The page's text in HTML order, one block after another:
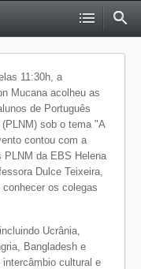
11:30h, a
Mucana acolheu as
de Português
sob o tema "A
contou com a
PLNM da EBS Helena
Dulce Teixeira,
os colegas
Ucrânia,
Bangladesh e
cultural e